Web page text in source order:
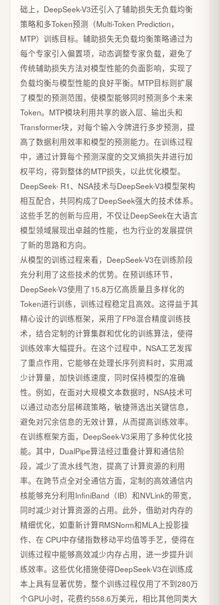
础上，DeepSeek-V3还引入了辅助损失无负载均衡
策略和多Token预测（Multi-Token Prediction，
MTP）训练目标。辅助损失无负载均衡策略通过为
每个专家引入偏置项，动态调整专家负载，避免了
传统辅助损失方法对模型性能的负面影响，实现了
负载均衡与模型性能的良好平衡。MTP目标则扩展
了模型的预测范围，使模型能够同时预测多个未来
Token。MTP模块利用共享的嵌入层、输出头和
Transformer块，对每个输入令牌进行多步预测，提
高了数据利用效率和模型的预测能力。在训练过程
中，通过计算每个预测深度的交叉熵损失并进行加
权平均，得到整体的MTP损失，以此优化模型。
DeepSeek- R1、NSA技术与DeepSeek-V3模型架构
相互配合，共同构成了DeepSeek强大的技术体系。
这些手艺的创新与应用，不仅让DeepSeek在大语言
模型领域展现出卓越的性能，也为行业的发展提供
了新的思路和方向。
从模型的训练过程来看，DeepSeek-V3在训练阶段
充分利用了这些技术的优势。在预训练环节，
DeepSeek-V3使用了15.8万亿高质量且多样化的
Token进行训练，训练过程稳定且高效。这得益于其
精心设计的训练框架，采用了FP8混合精度训练技
术，结合定制的计算集群和优化的训练算法，使得
训练效率大幅提升。在这个过程中，NSA工艺发挥
了重点作用，它能够在处理长序列资料时，实用减
少计算量，加快训练速度，同时保持模型的准确
性。例如，在面对大规模文本数据时，NSA技术可
以通过动态分层稀疏策略，敏捷筛选出关键信息，
避免对冗余信息的无效计算，从而提高训练效率。
在训练框架方面，DeepSeek-V3采用了多种优化技
能。其中，DualPipe算法经过重叠计算和通信阶
段，减少了流水线气泡，提高了计算资源的利用
率。在跨节点全对全通信方面，定制的高效通信内
核能够充分利用InfiniBand（IB）和NVLink的带宽，
同时减少对计算资源的占用。此外，借助对内存的
精细优化，如重新计算RMSNorm和MLA上投影操
作、在 CPU中存储指数移动平均值等手艺，使得在
训练过程中能够高效减少内存占用，进一步提升训
练效率。这些优化措施使得DeepSeek-V3在训练成
本上具有显著优势，整个训练过程仅用了不到280万
个GPU小时，花费约558.6万美元，相比其他同类大